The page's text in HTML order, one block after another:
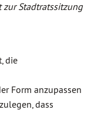
zur Stadtratssitzung
die
Form anzupassen
dass